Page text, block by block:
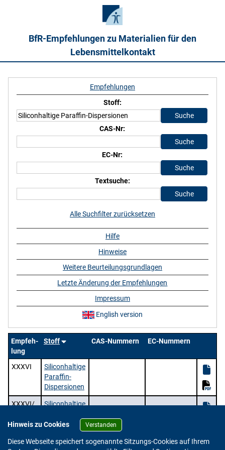
BfR-Empfehlungen zu Materialien für den
Lebensmittelkontakt
Empfeh-
lung
Stoff CAS-Nummern EC-Nummern
XXXVI
Siliconhaltige
Paraffin-
Dispersionen
XXXVI/
Siliconhaltige
Dispersionen
2 Stoffe | / 1 | Zeige pro Seite.
Empfehlungen
Stoff:
CAS-Nr:
EC-Nr:
Textsuche:
Alle Suchfilter zurücksetzen
Hilfe
Hinweise
Weitere Beurteilungsgrundlagen
Letzte Änderung der Empfehlungen
Impressum
English version
Hinweis zu Cookies Verstanden
Diese Webseite speichert sogenannte Sitzungs-Cookies auf Ihrem